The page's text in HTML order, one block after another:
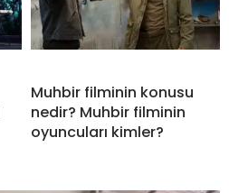
Muhbir filminin konusu
nedir? Muhbir filminin
oyuncuları kimler?